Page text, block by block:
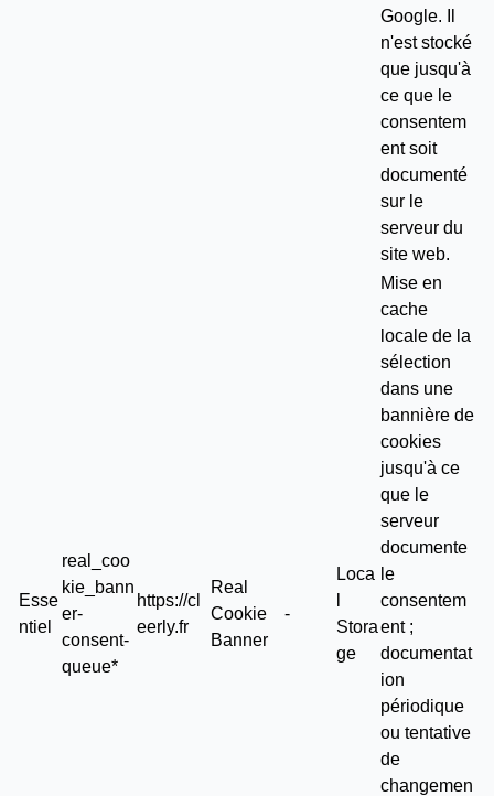
Google. Il
n'est stocké
que jusqu'à
ce que le
consentem
ent soit
documenté
sur le
serveur du
site web.
Esse
ntiel
real_coo
kie_bann
er-
consent-
queue*
https://cl
eerly.fr
Real
Cookie
Banner
-
Loca
Stora
ge
Mise en
cache
locale de la
sélection
dans une
bannière de
cookies
jusqu'à ce
que le
serveur
documente
le
consentem
ent ;
documentat
ion
périodique
ou tentative
de
changemen